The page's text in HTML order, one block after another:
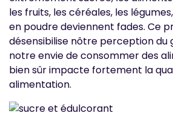
les fruits, les céréales, les
en poudre deviennent fades. Ce
désensibilise nôtre perception du
notre envie de consommer des
bien sûr impacte fortement la
alimentation.